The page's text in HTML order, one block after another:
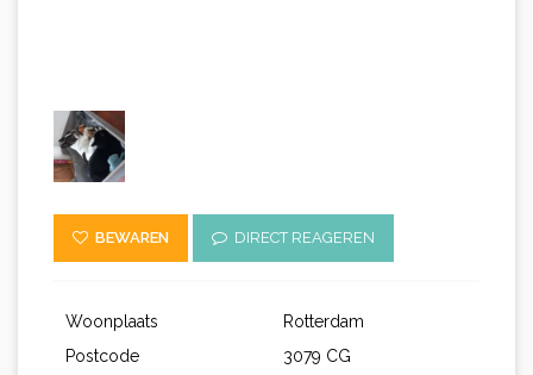
BEWAREN DIRECT REAGEREN
Woonplaats
Rotterdam
Postcode
3079 CG